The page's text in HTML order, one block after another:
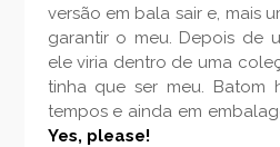
versão em bala sair e, mais
garantir o meu. Depois de
ele viria dentro de uma
tinha que ser meu. Batom
tempos e ainda em
Yes, please!